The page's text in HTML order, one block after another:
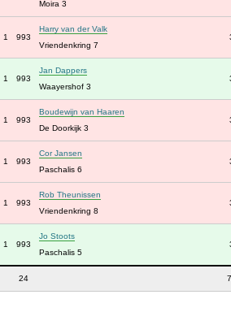
Moira 3
1 993
Harry van der Valk
Vriendenkring 7
1 993
Jan Dappers
Waayershof 3
1 993
Boudewijn van Haaren
De Doorkijk 3
1 993
Cor Jansen
Paschalis 6
1 993
Rob Theunissen
Vriendenkring 8
1 993
Jo Stoots
Paschalis 5
24